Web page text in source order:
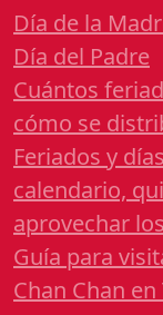
Día de la
Día del Padre
Cuántos
cómo se
Feriados y
calendario,
aprovechar
Guía para
Chan Chan